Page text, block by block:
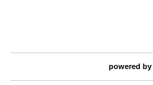
powered by